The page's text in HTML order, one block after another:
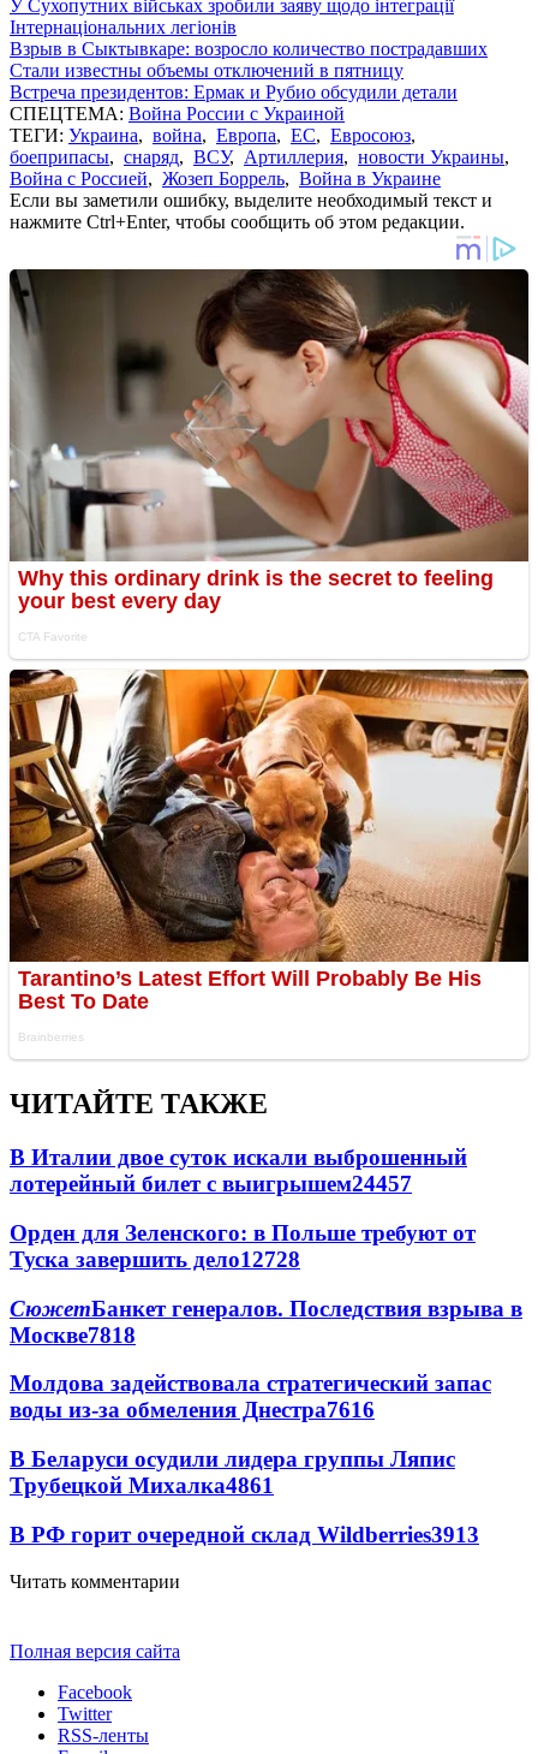
У Сухопутних військах зробили заяву щодо інтеграції
Інтернаціональних легіонів
Взрыв в Сыктывкаре: возросло количество пострадавших
Стали известны объемы отключений в пятницу
Встреча президентов: Ермак и Рубио обсудили детали
СПЕЦТЕМА: Война России с Украиной
ТЕГИ: Украина, война, Европа, ЕС, Евросоюз,
боеприпасы, снаряд, ВСУ, Артиллерия, новости Украины,
Война с Россией, Жозеп Боррель, Война в Украине
Если вы заметили ошибку, выделите необходимый текст и
нажмите Ctrl+Enter, чтобы сообщить об этом редакции.
ЧИТАЙТЕ ТАКЖЕ
В Италии двое суток искали выброшенный
лотерейный билет с выигрышем24457
Орден для Зеленского: в Польше требуют от
Туска завершить дело12728
СюжетБанкет генералов. Последствия взрыва в
Москве7818
Молдова задействовала стратегический запас
воды из-за обмеления Днестра7616
В Беларуси осудили лидера группы Ляпис
Трубецкой Михалка4861
В РФ горит очередной склад Wildberries3913
Читать комментарии
Полная версия сайта
Facebook
Twitter
RSS-ленты